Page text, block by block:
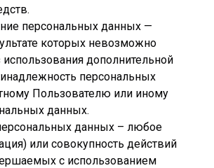
персональных данных —
которых невозможно
дополнительной
персональных
Пользователю или иному
данных.
данных – любое
или совокупность действий
с использованием